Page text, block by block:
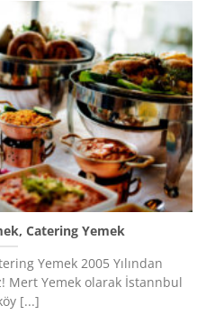
Catering Yemek
Yemek 2005 Yılından
Mert Yemek olarak İstannbul
[...]